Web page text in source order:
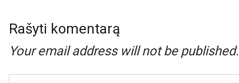
Rašyti komentarą
Your email address will not be published.